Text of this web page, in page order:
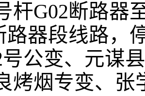
杆G02断路器
路器段线路，
公变、元谋
烤烟专变、张